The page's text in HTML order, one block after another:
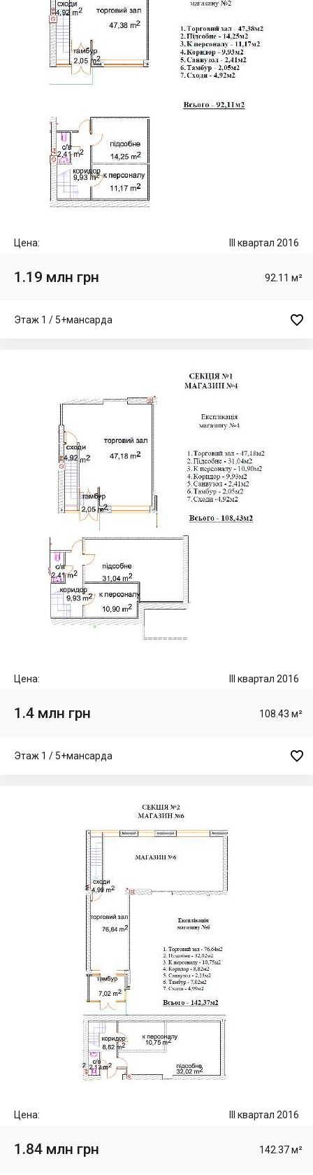
Цена: III квартал 2016
1.19 млн грн 92.11 м²
Этаж 1 / 5+мансарда 
Цена: III квартал 2016
1.4 млн грн 108.43 м²
Этаж 1 / 5+мансарда 
Цена: III квартал 2016
1.84 млн грн 142.37 м²